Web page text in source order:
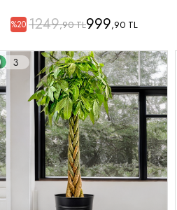
%20 1249,90 TL999,90 TL
3